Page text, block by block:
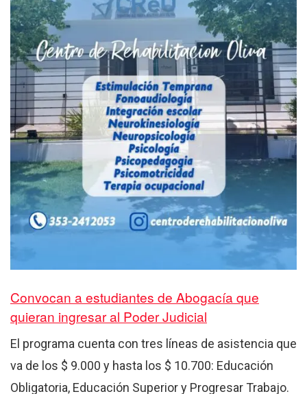
Convocan a estudiantes de Abogacía que
quieran ingresar al Poder Judicial
El programa cuenta con tres líneas de asistencia que
va de los $ 9.000 y hasta los $ 10.700: Educación
Obligatoria, Educación Superior y Progresar Trabajo.